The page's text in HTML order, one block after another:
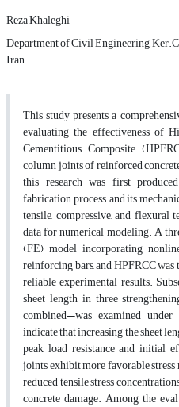
Reza Khaleghi
Department of Civil Engineering,
Iran
This study presents a
evaluating the effectiveness of
Cementitious Composite
column joints of reinforced
this research was first
fabrication process, and its
tensile, compressive, and
data for numerical modeling. A
(FE) model incorporating
reinforcing bars, and HPFRCC
reliable experimental results.
sheet length in three
combined—was examined
indicate that increasing the sheet
peak load resistance and initial
joints exhibit more favorable
reduced tensile stress
concrete damage. Among the